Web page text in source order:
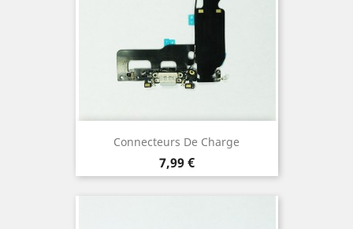
Connecteurs De Charge
Prix
7,99 €